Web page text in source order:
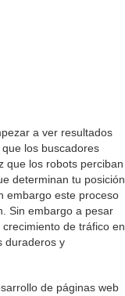
a ver resultados
los buscadores
que los robots perciban
determinan tu posición
embargo este proceso
Sin embargo a pesar
de tráfico en
duraderos y
de páginas web